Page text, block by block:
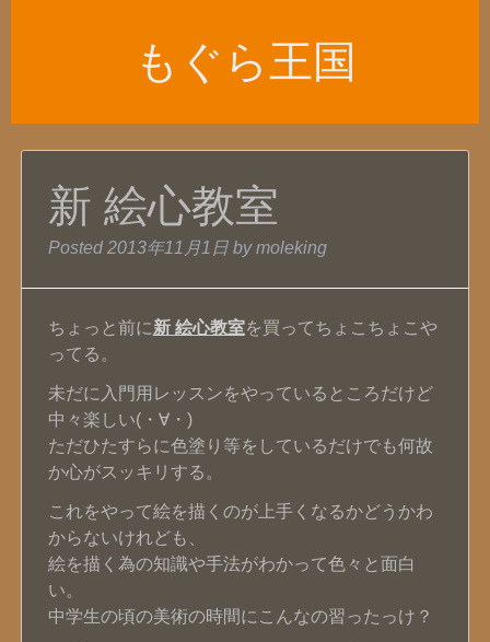
もぐら王国
新 絵心教室
Posted2013年11月1日 by moleking
ちょっと前に新 絵心教室を買ってちょこちょこや
ってる。
未だに入門用レッスンをやっているところだけど
中々楽しい(・∀・)
ただひたすらに色塗り等をしているだけでも何故
か心がスッキリする。
これをやって絵を描くのが上手くなるかどうかわ
からないけれども、
絵を描く為の知識や手法がわかって色々と面白
い。
中学生の頃の美術の時間にこんなの習ったっけ？